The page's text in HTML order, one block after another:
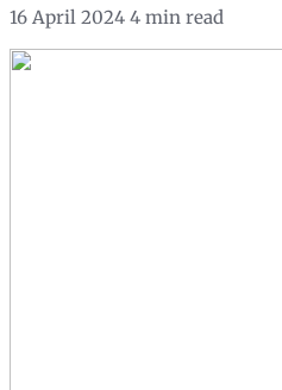
16 April 2024 4 min read